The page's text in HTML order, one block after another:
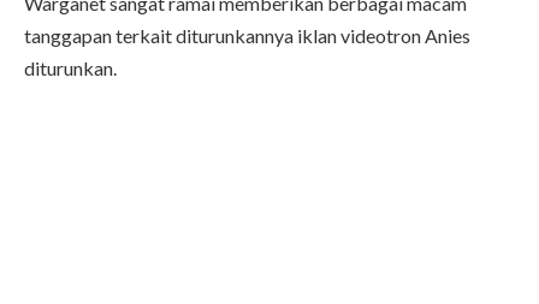
tanggapan terkait diturunkannya iklan videotron Anies
diturunkan.